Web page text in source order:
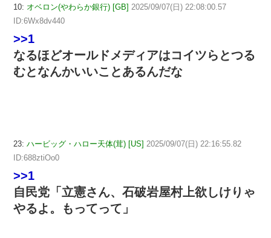
10: オベロン(やわらか銀行) [GB] 2025/09/07(日) 22:08:00.57
ID:6Wx8dv440
>>1
なるほどオールドメディアはコイツらとつる
むとなんかいいことあるんだな
23: ハービッグ・ハロー天体(茸) [US] 2025/09/07(日) 22:16:55.82
ID:688ztiOo0
>>1
自民党「立憲さん、石破岩屋村上欲しけりゃ
やるよ。もってって」